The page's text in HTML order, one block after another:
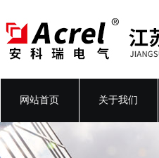
网站首页 关于我们